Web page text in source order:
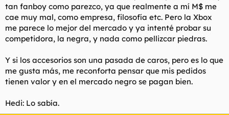
tan fanboy como parezco, ya que realmente a mí M$ me
cae muy mal, como empresa, filosofía etc. Pero la Xbox
me parece lo mejor del mercado y ya intenté probar su
competidora, la negra, y nada como pellizcar piedras.
Y si los accesorios son una pasada de caros, pero es lo que
me gusta más, me reconforta pensar que mis pedidos
tienen valor y en el mercado negro se pagan bien.
Hedi: Lo sabía.